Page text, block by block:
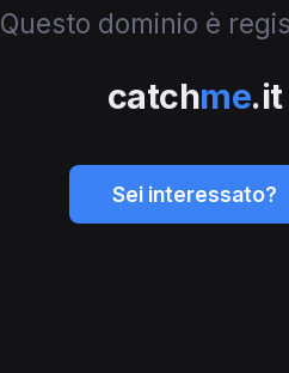
Questo dominio è
catchme.it
Sei interessato?